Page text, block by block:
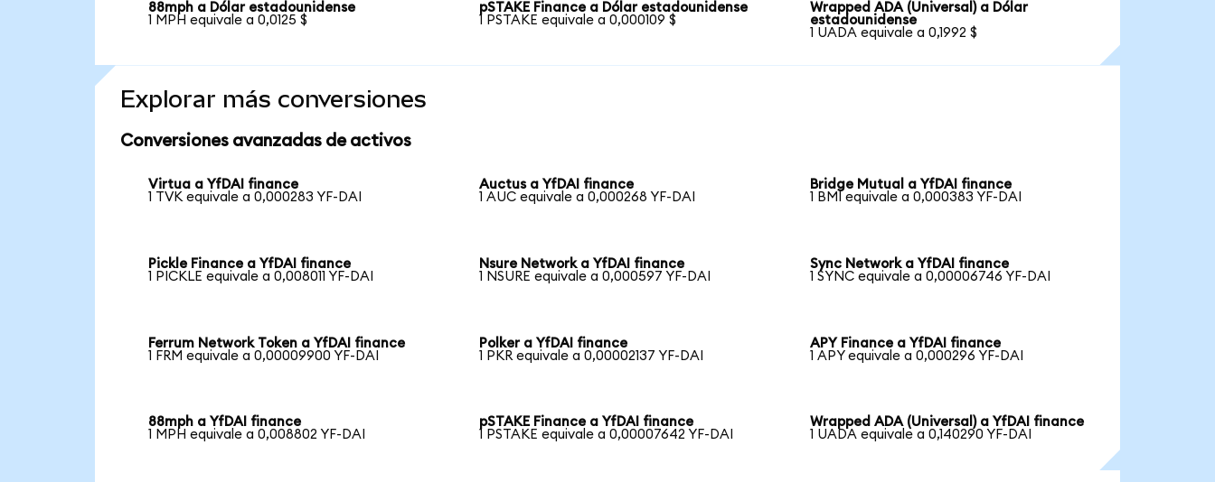
88mph a Dólar estadounidense
1 MPH equivale a 0,0125 $
pSTAKE Finance a Dólar estadounidense
1 PSTAKE equivale a 0,000109 $
Wrapped ADA (Universal) a Dólar
estadounidense
1 UADA equivale a 0,1992 $
Explorar más conversiones
Conversiones avanzadas de activos
Virtua a YfDAI finance
1 TVK equivale a 0,000283 YF-DAI
Auctus a YfDAI finance
1 AUC equivale a 0,000268 YF-DAI
Bridge Mutual a YfDAI finance
1 BMI equivale a 0,000383 YF-DAI
Pickle Finance a YfDAI finance
1 PICKLE equivale a 0,008011 YF-DAI
Nsure Network a YfDAI finance
1 NSURE equivale a 0,000597 YF-DAI
Sync Network a YfDAI finance
1 SYNC equivale a 0,00006746 YF-DAI
Ferrum Network Token a YfDAI finance
1 FRM equivale a 0,00009900 YF-DAI
Polker a YfDAI finance
1 PKR equivale a 0,00002137 YF-DAI
APY Finance a YfDAI finance
1 APY equivale a 0,000296 YF-DAI
88mph a YfDAI finance
1 MPH equivale a 0,008802 YF-DAI
pSTAKE Finance a YfDAI finance
1 PSTAKE equivale a 0,00007642 YF-DAI
Wrapped ADA (Universal) a YfDAI finance
1 UADA equivale a 0,140290 YF-DAI